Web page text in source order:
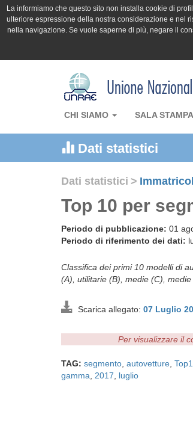
La informiamo che questo sito non installa cookie di
ulteriore espressione della nostra considerazione e nel
nella navigazione. Se vuole saperne di più, negare il
CHI SIAMO SALA STAMPA
Dati statistici
Dati statistici >
Top 10 per
Periodo di pubblicazione: 01
Periodo di riferimento dei dati:
Classifica dei primi 10 modelli di
(A), utilitarie (B), medie (C),
Scarica allegato: 07 Luglio
Per visualizzare il
TAG: segmento autovetture
gamma
2017 luglio